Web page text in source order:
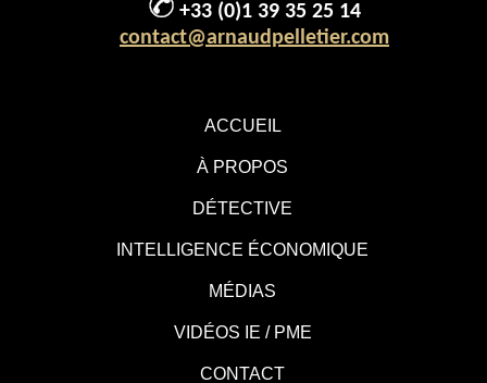
ACCUEIL
À PROPOS
DÉTECTIVE
INTELLIGENCE ÉCONOMIQUE
MÉDIAS
VIDÉOS IE / PME
CONTACT
+33 (0)1 39 35 25 14
contact@arnaudpelletier.com